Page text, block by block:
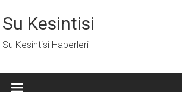
geç
Su Kesintisi
Su Kesintisi Haberleri